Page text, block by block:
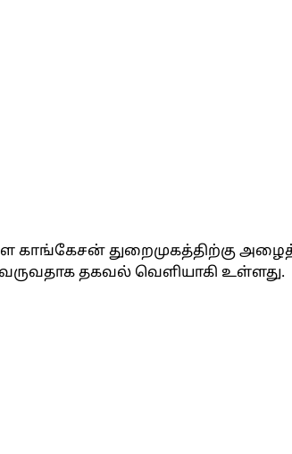
காங்கேசன் துறைமுகத்திற்கு
தகவல் வெளியாகி உள்ளது.